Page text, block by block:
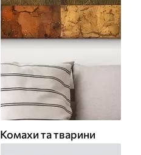
Комахи та тварини